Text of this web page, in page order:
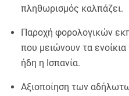
πληθωρισμός καλπάζει.
Παροχή φορολογικών
που μειώνουν τα
ήδη η Ισπανία.
Αξιοποίηση των